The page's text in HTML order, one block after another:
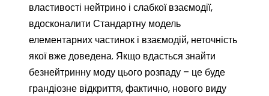
властивості нейтрино і слабкої взаємодії,
вдосконалити Стандартну модель
елементарних частинок і взаємодій, неточність
якої вже доведена. Якщо вдасться знайти
безнейтринну моду цього розпаду – це буде
грандіозне відкриття, фактично, нового виду